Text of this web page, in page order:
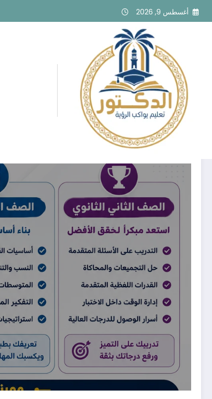
التجاوز
أغسطس 9, 2026
وسم: capabilities programs